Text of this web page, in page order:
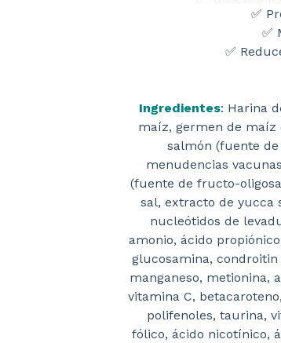
✅
✅
✅
Ingredientes: Harina
maíz, germen de maíz
salmón (fuente
menudencias
(fuente de fructo-
sal, extracto de yucca
nucleótidos de
amonio, ácido
glucosamina,
manganeso, metionina,
vitamina C,
polifenoles, taurina,
fólico, ácido nicotínico,